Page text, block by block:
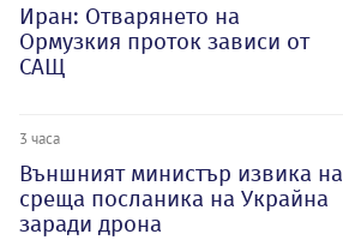
Иран: Отварянето на
Ормузкия проток зависи от
САЩ
3 часа
Външният министър извика на
среща посланика на Украйна
заради дрона